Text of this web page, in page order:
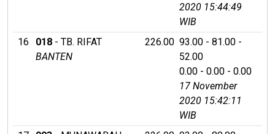
2020 15:44:49
WIB
16
018 - TB. RIFAT
BANTEN
226.00 93.00 - 81.00 -
52.00
0.00 - 0.00 - 0.00
17 November
2020 15:42:11
WIB